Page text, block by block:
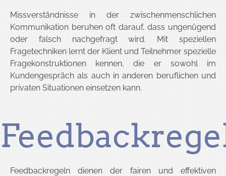
Missverständnisse in der zwischenmenschlichen
Kommunikation beruhen oft darauf, dass ungenügend
oder falsch nachgefragt wird. Mit speziellen
Fragetechniken lernt der Klient und Teilnehmer spezielle
Fragekonstruktionen kennen, die er sowohl im
Kundengespräch als auch in anderen beruflichen und
privaten Situationen einsetzen kann.
Feedbackregeln dienen der fairen und effektiven